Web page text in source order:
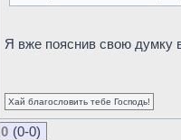
Я вже пояснив свою думку
Хай благословить тебе Господь!
0 (0-0)